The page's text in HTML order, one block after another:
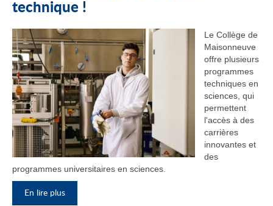
technique !
Le Collège de
Maisonneuve
offre plusieurs
programmes
techniques en
sciences, qui
permettent
l'accès à des
carrières
innovantes et
des
programmes universitaires en sciences.
En lire plus